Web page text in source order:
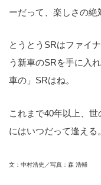
ーだって、楽しさの絶
とうとうSRはファイ
う新車のSRを手に入
車の」SRはね。
これまで40年以上、
にはいつだって逢え
文：中村浩史／写真：森 浩輔